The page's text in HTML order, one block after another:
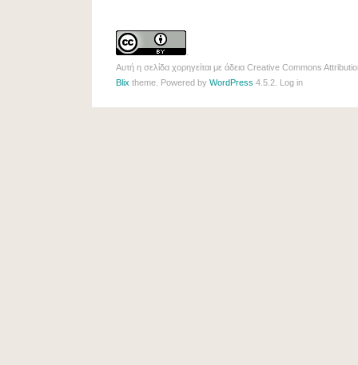
Αυτή η σελίδα χορηγείται με άδεια Creative Commons
Blix theme. Powered by WordPress 4.5.2. Log in